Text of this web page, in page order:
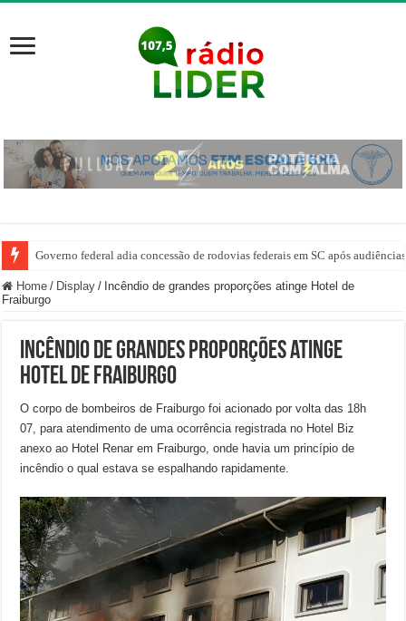
Governo federal adia concessão de rodovias federais em SC após audiências
Home / Display / Incêndio de grandes proporções atinge Hotel de
Fraiburgo
Incêndio de grandes proporções atinge
Hotel de Fraiburgo
O corpo de bombeiros de Fraiburgo foi acionado por volta das 18h
07, para atendimento de uma ocorrência registrada no Hotel Biz
anexo ao Hotel Renar em Fraiburgo, onde havia um princípio de
incêndio o qual estava se espalhando rapidamente.